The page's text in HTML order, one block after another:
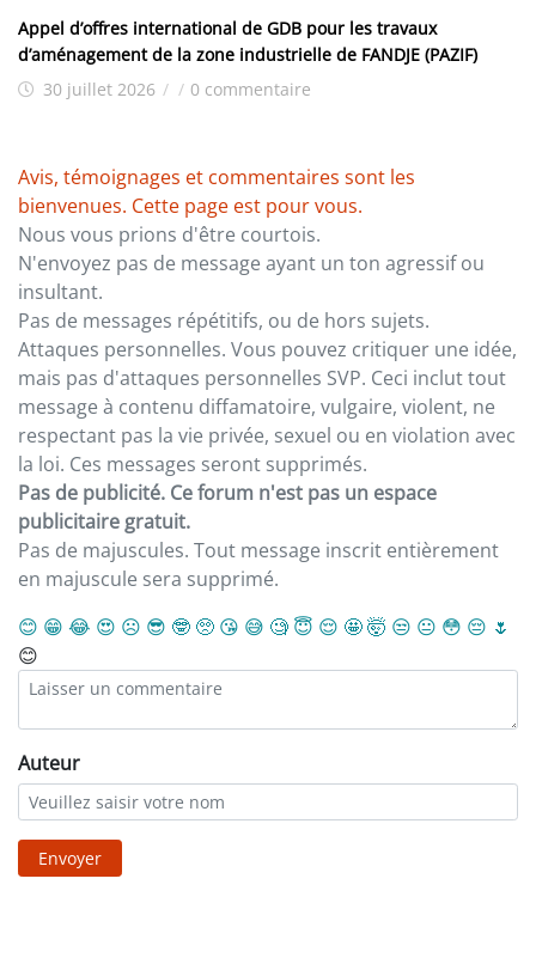
Appel d’offres international de GDB pour les travaux
d’aménagement de la zone industrielle de FANDJE (PAZIF)
30 juillet 2026 / / 0 commentaire
Avis, témoignages et commentaires sont les
bienvenues. Cette page est pour vous.
Nous vous prions d'être courtois.
N'envoyez pas de message ayant un ton agressif ou
insultant.
Pas de messages répétitifs, ou de hors sujets.
Attaques personnelles. Vous pouvez critiquer une idée,
mais pas d'attaques personnelles SVP. Ceci inclut tout
message à contenu diffamatoire, vulgaire, violent, ne
respectant pas la vie privée, sexuel ou en violation avec
la loi. Ces messages seront supprimés.
Pas de publicité. Ce forum n'est pas un espace
publicitaire gratuit.
Pas de majuscules. Tout message inscrit entièrement
en majuscule sera supprimé.
😊 😁 😂 😍 ☹️ 😎 🤓 🥺 😘 😅 🧐 😇 😌 🤩🤯 😒 😐 😳 😔 🌷
😊
Auteur
Envoyer